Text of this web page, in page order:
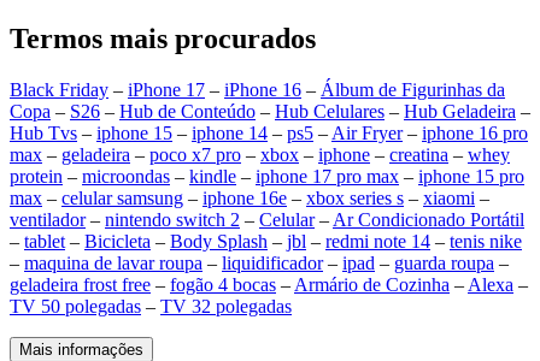
Termos mais procurados
Black Friday – iPhone 17 – iPhone 16 – Álbum de Figurinhas da
Copa – S26 – Hub de Conteúdo – Hub Celulares – Hub Geladeira –
Hub Tvs – iphone 15 – iphone 14 – ps5 – Air Fryer– iphone 16 pro
max – geladeira – poco x7 pro – xbox – iphone – creatina – whey
protein – microondas – kindle – iphone 17 pro max – iphone 15 pro
max – celular samsung – iphone 16e – xbox series s – xiaomi –
ventilador– nintendo switch 2 – Celular– Ar Condicionado Portátil
– tablet – Bicicleta – Body Splash – jbl – redmi note 14 – tenis nike
– maquina de lavar roupa – liquidificador– ipad – guarda roupa –
geladeira frost free – fogão 4 bocas – Armário de Cozinha – Alexa –
TV 50 polegadas – TV 32 polegadas
Mais informações